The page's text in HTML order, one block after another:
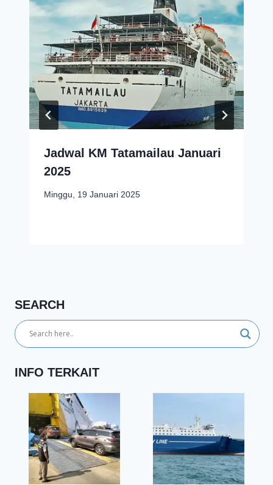
Jadwal KM Tatamailau Januari
2025
Minggu, 19 Januari 2025
SEARCH
INFO TERKAIT